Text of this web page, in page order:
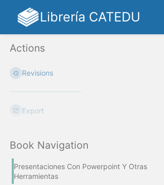
Librería CATEDU
Actions
Revisions
Export
Book Navigation
Presentaciones Con Powerpoint Y Otras
Herramientas